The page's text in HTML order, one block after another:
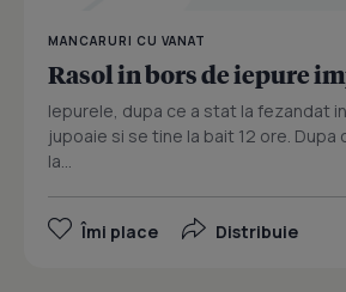
MANCARURI CU VANAT
Rasol in bors de iepure
Iepurele, dupa ce a stat la fezandat
jupoaie si se tine la bait 12 ore.
la...
Îmi place Distribuie